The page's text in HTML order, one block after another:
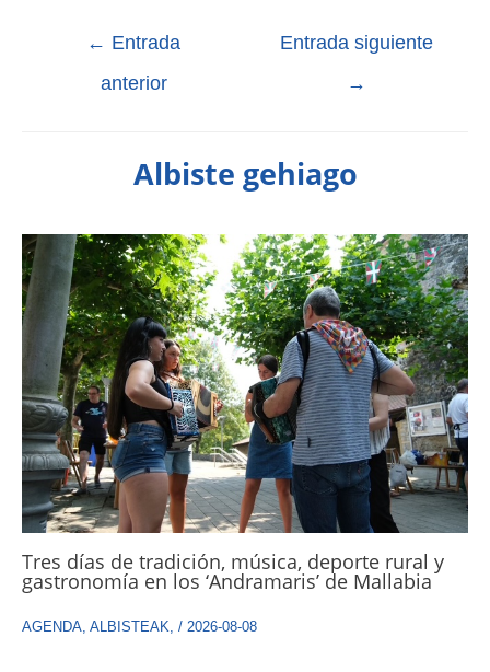
← Entrada
anterior
Entrada siguiente
→
Albiste gehiago
Tres días de tradición, música, deporte rural y
gastronomía en los ‘Andramaris’ de Mallabia
AGENDA ALBISTEAK / 2026-08-08